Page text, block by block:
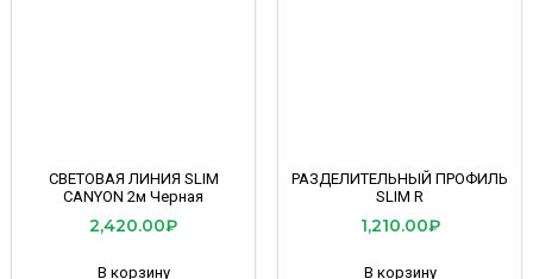
СВЕТОВАЯ ЛИНИЯ SLIM
CANYON 2м Черная
2,420.00₽
В корзину
РАЗДЕЛИТЕЛЬНЫЙ ПРОФИЛЬ
SLIM R
1,210.00₽
В корзину